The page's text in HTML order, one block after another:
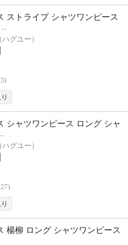
ストライプ シャツワンピース
グユー）
シャツワンピース ロング シャ
グユー）
楊柳 ロング シャツワンピース